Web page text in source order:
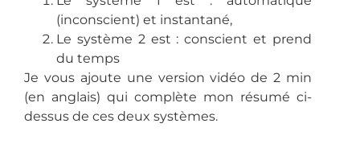
(inconscient) et instantané,
Le système 2 est : conscient et prend
du temps
Je vous ajoute une version vidéo de 2 min
(en anglais) qui complète mon résumé ci-
dessus de ces deux systèmes.